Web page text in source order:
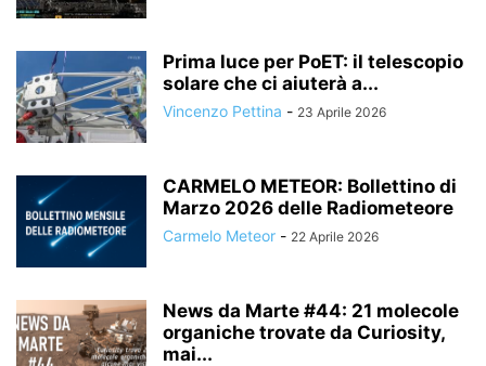
Prima luce per PoET: il telescopio
solare che ci aiuterà a...
Vincenzo Pettina - 23 Aprile 2026
CARMELO METEOR: Bollettino di
Marzo 2026 delle Radiometeore
Carmelo Meteor - 22 Aprile 2026
News da Marte #44: 21 molecole
organiche trovate da Curiosity,
mai...